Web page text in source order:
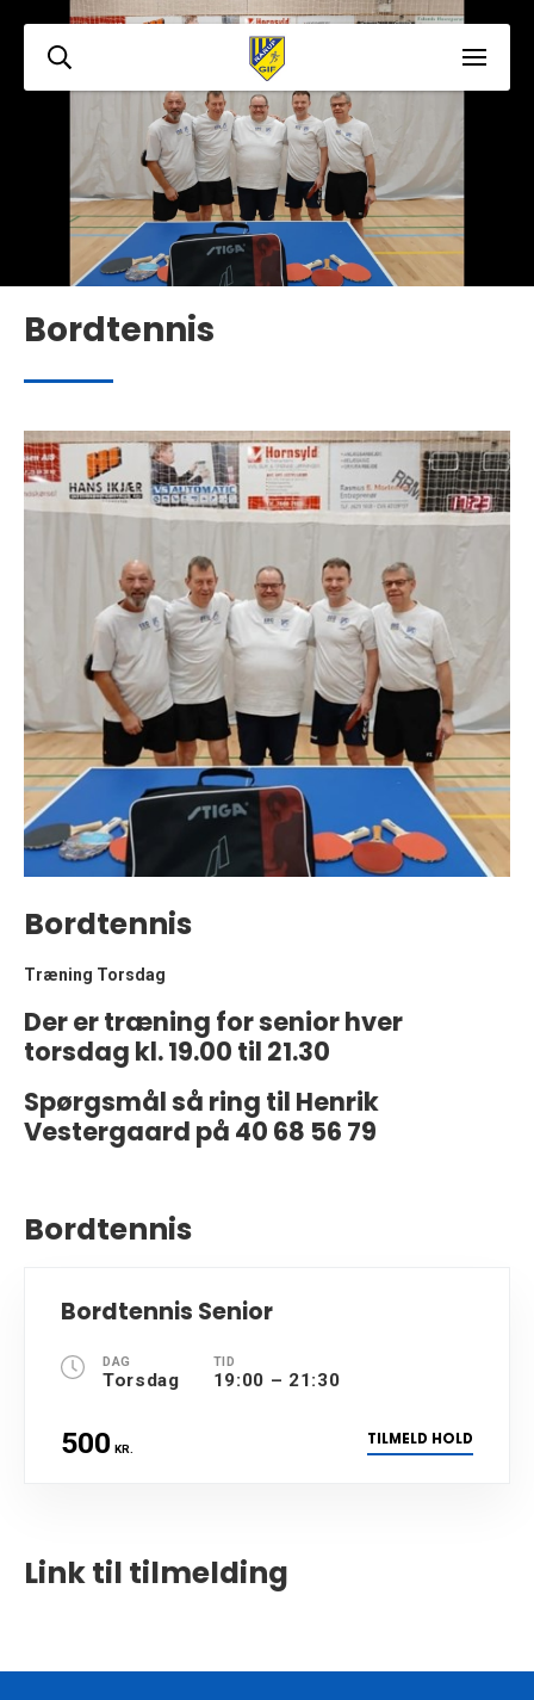
Bordtennis
Bordtennis
Træning Torsdag
Der er træning for senior hver
torsdag kl. 19.00 til 21.30
Spørgsmål så ring til Henrik
Vestergaard på 40 68 56 79
Bordtennis
Bordtennis Senior
DAG
Torsdag
TID
19:00 – 21:30
500 KR.
TILMELD HOLD
Link til tilmelding